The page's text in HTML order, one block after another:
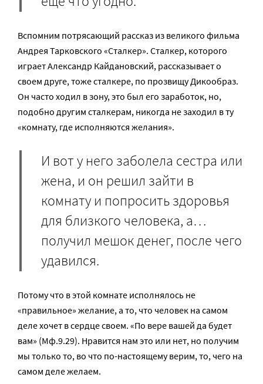
Вспомним потрясающий рассказ из великого фильма
Андрея Тарковского «Сталкер». Сталкер, которого
играет Александр Кайдановский, рассказывает о
своем друге, тоже сталкере, по прозвищу Дикообраз.
Он часто ходил в зону, это был его заработок, но,
подобно другим сталкерам, никогда не заходил в ту
«комнату, где исполняются желания».
И вот у него заболела сестра или
жена, и он решил зайти в
комнату и попросить здоровья
для близкого человека, а…
получил мешок денег, после чего
удавился.
Потому что в этой комнате исполнялось не
«правильное» желание, а то, что человек на самом
деле хочет в сердце своем. «По вере вашей да будет
вам» (Мф.9.29). Нравится нам это или нет, но получим
мы только то, во что по-настоящему верим, то, чего на
самом деле желаем.